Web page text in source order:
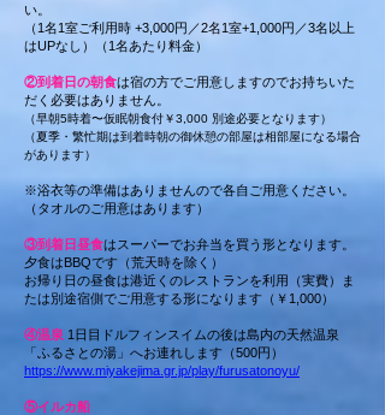
い。
（1名1室ご利用時 +3,000円／2名1室+1,000円／3名以上
はUPなし）（1名あたり料金）
②到着日の朝食は宿の方でご用意しますのでお持ちいた
だく必要はありません。
（早朝5時着〜仮眠朝食付￥3,000 別途必要となります）
（夏季・繁忙期は到着時朝の御休憩の部屋は相部屋になる場合
があります）
※浴衣等の準備はありませんので各自ご用意ください。
（タオルのご用意はあります）
③到着日昼食はスーパーでお弁当を買う形となります。
夕食はBBQです（荒天時を除く）
お帰り日の昼食は港近くのレストランを利用（実費）ま
たは別途宿側でご用意する形になります（￥1,000）
④温泉 1日目ドルフィンスイムの後は島内の天然温泉
「ふるさとの湯」へお連れします（500円）
https://www.miyakejima.gr.jp/play/furusatonoyu/
⑤イルカ船